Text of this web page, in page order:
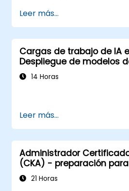
Leer más...
Cargas de trabajo de IA
Despliegue de modelos
automático a escala
14 Horas
Leer más...
Administrador
(CKA) - preparación
21 Horas